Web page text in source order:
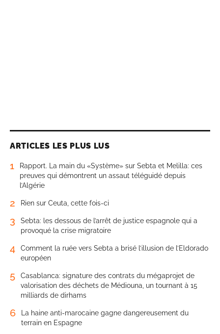
ARTICLES LES PLUS LUS
1
Rapport. La main du «Système» sur Sebta et Melilla: ces
preuves qui démontrent un assaut téléguidé depuis
l’Algérie
2 Rien sur Ceuta, cette fois-ci
3
Sebta: les dessous de l’arrêt de justice espagnole qui a
provoqué la crise migratoire
4
Comment la ruée vers Sebta a brisé l’illusion de l’Eldorado
européen
5
Casablanca: signature des contrats du mégaprojet de
valorisation des déchets de Médiouna, un tournant à 15
milliards de dirhams
6
La haine anti-marocaine gagne dangereusement du
terrain en Espagne